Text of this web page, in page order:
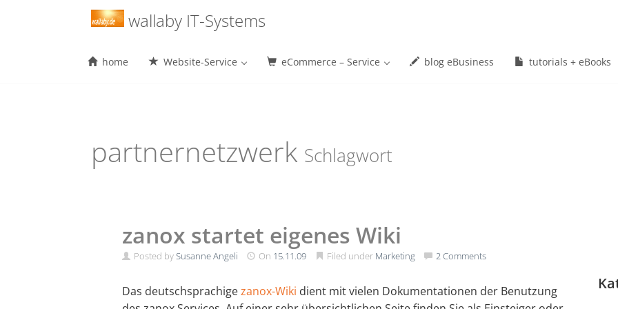
wallaby IT-Systems
Menu
home Website-Service eCommerce – Service blog eBusiness tutorials + eBooks
partnernetzwerk Schlagwort
zanox startet eigenes Wiki
Posted bySusanne Angeli On 15.11.09 Filed under Marketing 2 Comments
Das deutschsprachigezanox-Wiki dient mit vielen Dokumentationen der Benutzung